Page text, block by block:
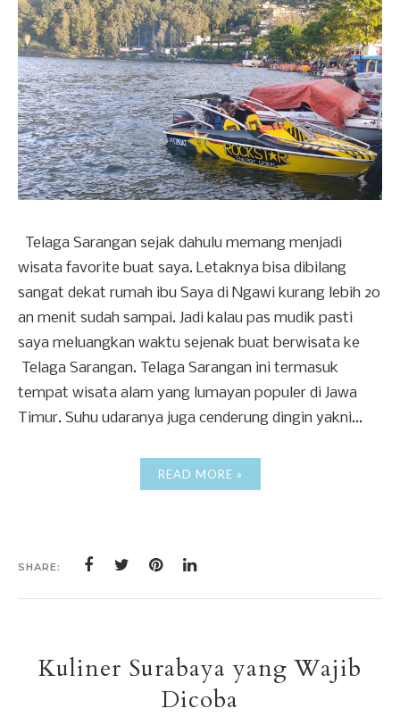
Telaga Sarangan sejak dahulu memang menjadi
wisata favorite buat saya. Letaknya bisa dibilang
sangat dekat rumah ibu Saya di Ngawi kurang lebih 20
an menit sudah sampai. Jadi kalau pas mudik pasti
saya meluangkan waktu sejenak buat berwisata ke
Telaga Sarangan. Telaga Sarangan ini termasuk
tempat wisata alam yang lumayan populer di Jawa
Timur. Suhu udaranya juga cenderung dingin yakni...
READ MORE »
SHARE:
Kuliner Surabaya yang Wajib
Dicoba